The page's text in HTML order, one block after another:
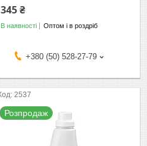
345 ₴
В наявності Оптом і в роздріб
+380 (50) 528-27-79
2537
Розпродаж